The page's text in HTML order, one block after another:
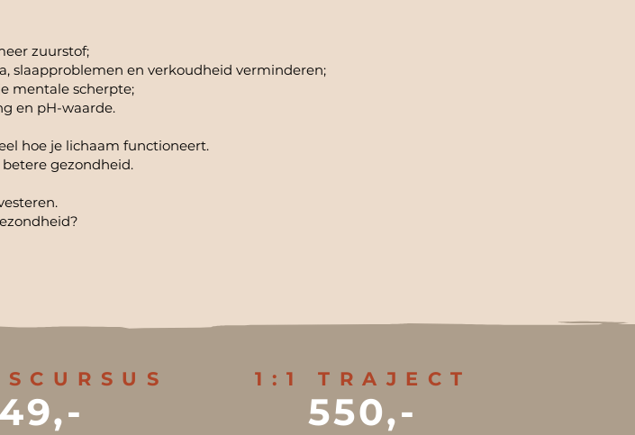
zuurstof;
slaapproblemen en verkoudheid verminderen;
mentale scherpte;
en pH-waarde.
hoe je lichaam functioneert.
betere gezondheid.
550,-
1:1 TRAJECT